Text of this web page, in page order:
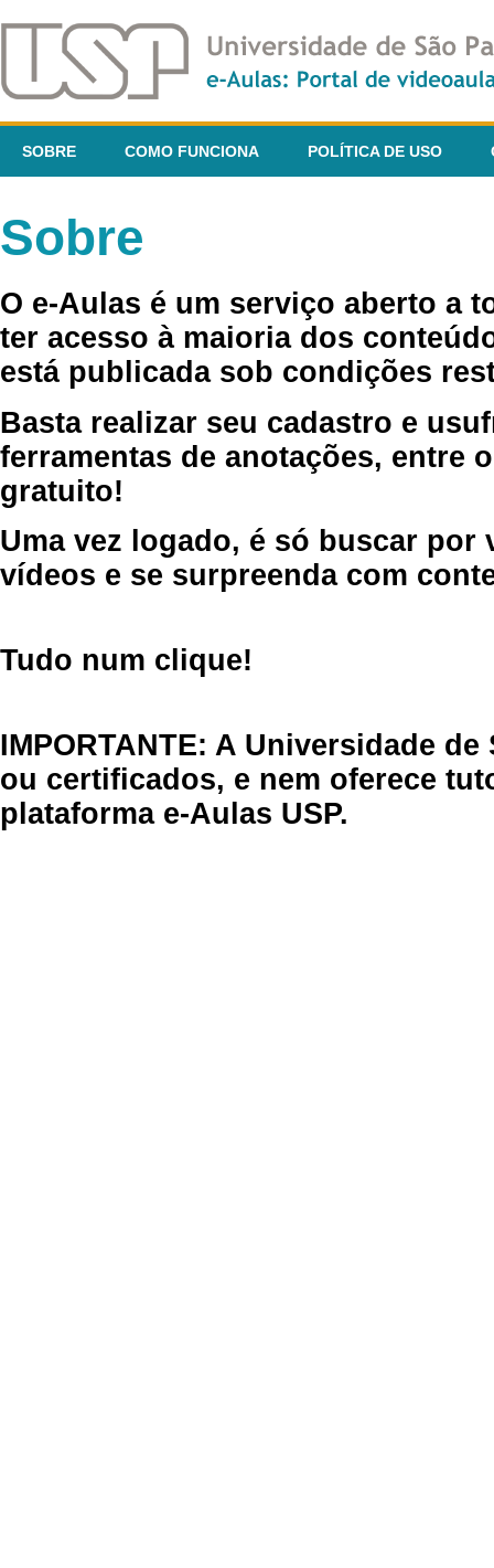
SOBRE COMO FUNCIONA POLÍTICA DE USO
Sobre
O e-Aulas é um serviço aberto a
ter acesso à maioria dos
está publicada sob condições
Basta realizar seu cadastro e
ferramentas de anotações, entre
gratuito!
Uma vez logado, é só buscar por
vídeos e se surpreenda com
Tudo num clique!
IMPORTANTE: A Universidade
ou certificados, e nem oferece
plataforma e-Aulas USP.